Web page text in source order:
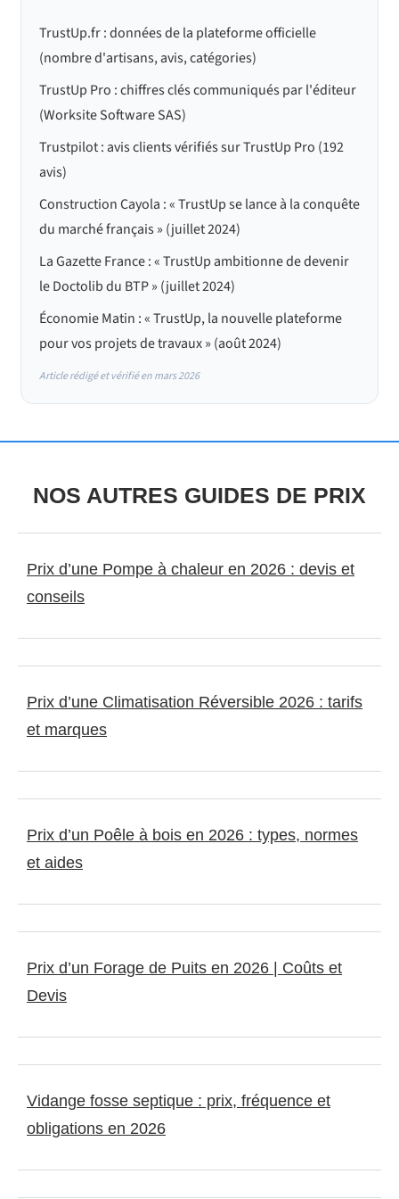
optimisé. Plus de 5 250 entreprises l'utilisent en
Europe.
l'artisan. Avant de signer, vérifiez que le devis
mentionne bien l'assurance décennale, la
responsabilité civile professionnelle et les conditions
de garantie.
TrustUp.fr : données de la plateforme officielle
(nombre d'artisans, avis, catégories)
TrustUp Pro : chiffres clés communiqués par l'éditeur
(Worksite Software SAS)
Trustpilot : avis clients vérifiés sur TrustUp Pro (192
avis)
Construction Cayola : « TrustUp se lance à la conquête
du marché français » (juillet 2024)
La Gazette France : « TrustUp ambitionne de devenir
le Doctolib du BTP » (juillet 2024)
Économie Matin : « TrustUp, la nouvelle plateforme
pour vos projets de travaux » (août 2024)
Article rédigé et vérifié en mars 2026
NOS AUTRES GUIDES DE PRIX
Prix d’une Pompe à chaleur en 2026 : devis et
conseils
Prix d’une Climatisation Réversible 2026 : tarifs
et marques
Prix d’un Poêle à bois en 2026 : types, normes
et aides
Prix d’un Forage de Puits en 2026 | Coûts et
Devis
Vidange fosse septique : prix, fréquence et
obligations en 2026